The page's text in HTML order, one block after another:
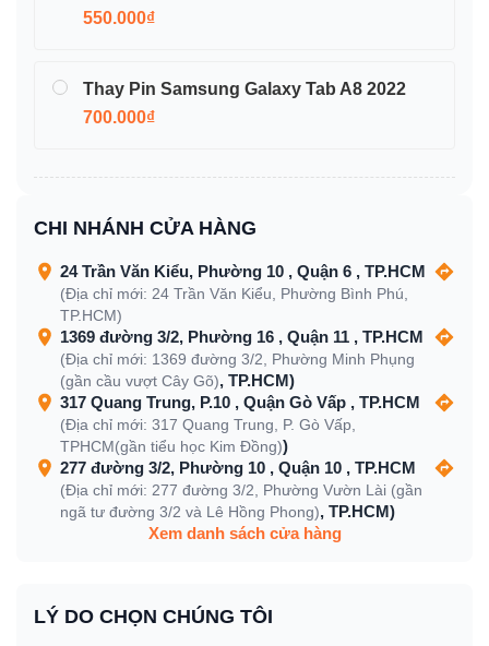
550.000₫
Thay Pin Samsung Galaxy Tab A8 2022
700.000₫
CHI NHÁNH CỬA HÀNG
24 Trần Văn Kiểu, Phường 10 , Quận 6 , TP.HCM
(Địa chỉ mới: 24 Trần Văn Kiểu, Phường Bình Phú,
TP.HCM)
1369 đường 3/2, Phường 16 , Quận 11 , TP.HCM
(Địa chỉ mới: 1369 đường 3/2, Phường Minh Phụng
(gần cầu vượt Cây Gõ), TP.HCM)
317 Quang Trung, P.10 , Quận Gò Vấp , TP.HCM
(Địa chỉ mới: 317 Quang Trung, P. Gò Vấp,
TPHCM(gần tiểu học Kim Đồng))
277 đường 3/2, Phường 10 , Quận 10 , TP.HCM
(Địa chỉ mới: 277 đường 3/2, Phường Vườn Lài (gần
ngã tư đường 3/2 và Lê Hồng Phong), TP.HCM)
Xem danh sách cửa hàng
LÝ DO CHỌN CHÚNG TÔI